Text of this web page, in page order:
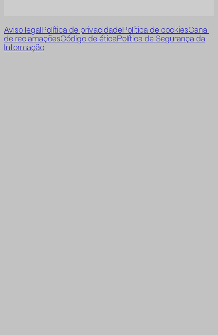
Aviso legal Política de privacidadePolítica de cookiesCanal
de reclamaçõesCódigo de ética Política de Segurança da
Informação